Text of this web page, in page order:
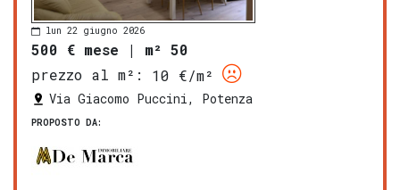
lun 22 giugno 2026
500 € mese | m² 50
prezzo al m²:
10 €/m²
Via Giacomo Puccini, Potenza
PROPOSTO DA: